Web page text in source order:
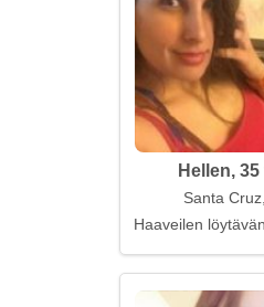
Hellen,
Santa
Haaveilen